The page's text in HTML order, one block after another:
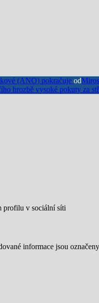
(ANO) pokračuje od
hrozbě vysoké pokuty za
profilu v sociální síti
informace jsou označeny